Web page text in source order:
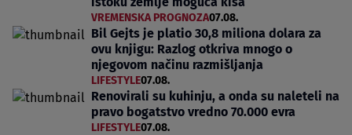
VREMENSKA PROGNOZA07.08.
Bil Gejts je platio 30,8 miliona dolara za
ovu knjigu: Razlog otkriva mnogo o
njegovom načinu razmišljanja
LIFESTYLE07.08.
Renovirali su kuhinju, a onda su naleteli na
pravo bogatstvo vredno 70.000 evra
LIFESTYLE07.08.